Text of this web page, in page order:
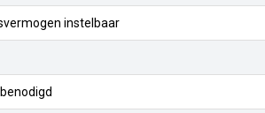
instelbaar